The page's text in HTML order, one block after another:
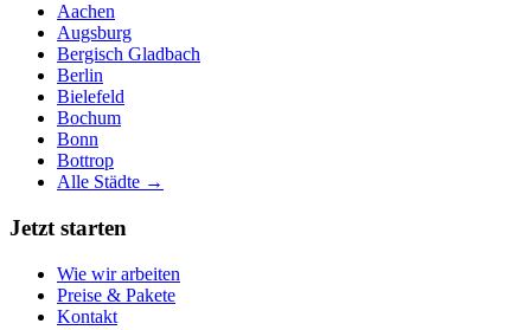
Aachen
Augsburg
Bergisch Gladbach
Berlin
Bielefeld
Bochum
Bonn
Bottrop
Alle Städte →
Jetzt starten
Wie wir arbeiten
Preise & Pakete
Kontakt